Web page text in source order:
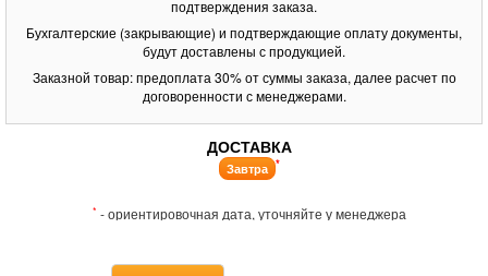
подтверждения заказа.
Бухгалтерские (закрывающие) и подтверждающие оплату документы,
будут доставлены с продукцией.
Заказной товар: предоплата 30% от суммы заказа, далее расчет по
договоренности с менеджерами.
ДОСТАВКА
Завтра *
* - ориентировочная дата, уточняйте у менеджера